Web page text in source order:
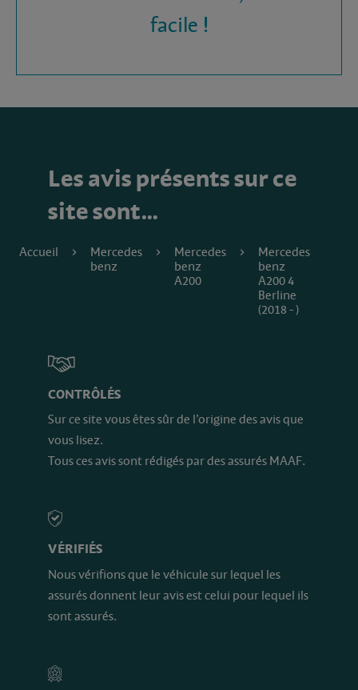
facile !
Les avis présents sur ce
site sont…
Accueil
Mercedes
benz
Mercedes
benz
A200
Mercedes
benz
A200 4
Berline
(2018 - )
CONTRÔLÉS
Sur ce site vous êtes sûr de l’origine des avis que
vous lisez.
Tous ces avis sont rédigés par des assurés MAAF.
VÉRIFIÉS
Nous vérifions que le véhicule sur lequel les
assurés donnent leur avis est celui pour lequel ils
sont assurés.